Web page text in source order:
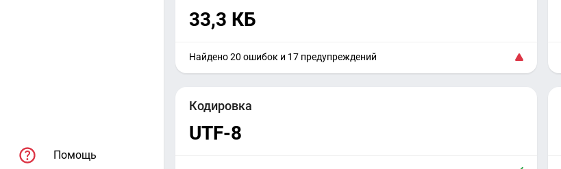
Помощь
33,3 КБ
Найдено 20 ошибок и 17 предупреждений
Кодировка
UTF-8